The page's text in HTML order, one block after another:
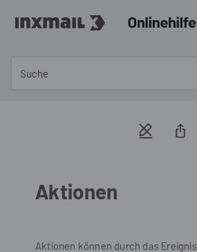
Aktionen
Aktionen können durch das Ereignis